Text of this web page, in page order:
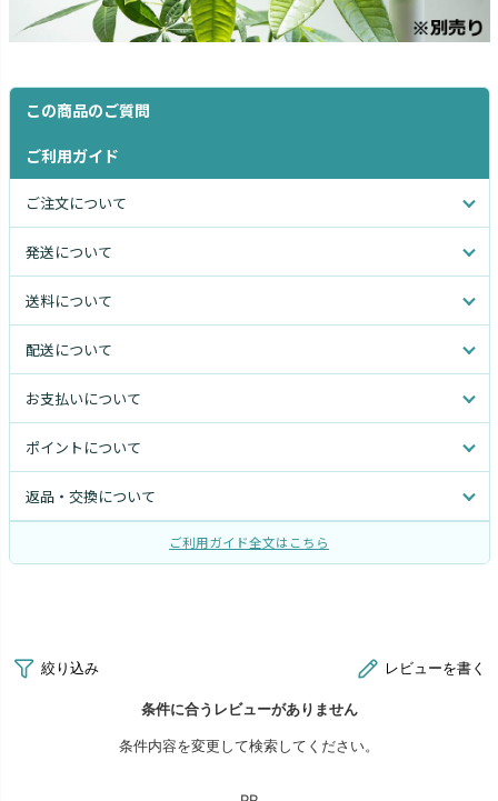
この商品のご質問
ご利用ガイド
ご注文について
発送について
送料について
配送について
お支払いについて
ポイントについて
返品・交換について
ご利用ガイド全文はこちら